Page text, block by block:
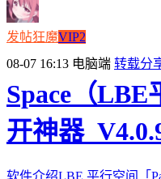
发帖狂魔VIP2
08-07 16:13 电脑端 转载分
Space（
开神器
软件介绍LBE 平行空间「